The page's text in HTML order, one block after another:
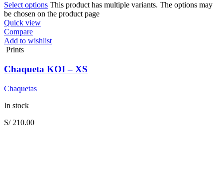
Select options This product has multiple variants. The options may
be chosen on the product page
Quick view
Compare
Add to wishlist
Prints
Chaqueta KOI – XS
Chaquetas
In stock
S/210.00